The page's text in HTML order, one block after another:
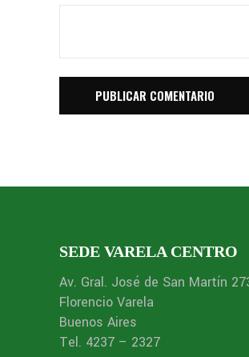
SEDE VARELA CENTRO
Av. Gral. José de San Martín
Florencio Varela
Buenos Aires
Tel. 4237 – 2327